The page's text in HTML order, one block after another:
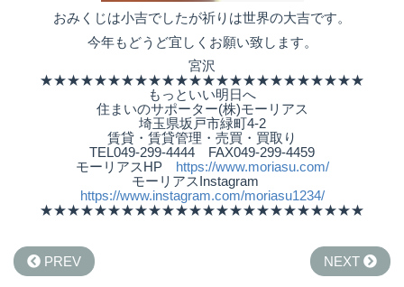
おみくじは小吉でしたが祈りは世界の大吉です。
今年もどうど宜しくお願い致します。
宮沢
★★★★★★★★★★★★★★★★★★★★★★★★
もっといい明日へ
住まいのサポーター(株)モーリアス
埼玉県坂戸市緑町4-2
賃貸・賃貸管理・売買・買取り
TEL049-299-4444 FAX049-299-4459
モーリアスHP https://www.moriasu.com/
モーリアスInstagram
https://www.instagram.com/moriasu1234/
★★★★★★★★★★★★★★★★★★★★★★★★
PREV NEXT